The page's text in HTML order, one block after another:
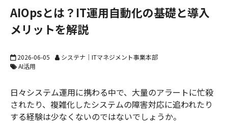
AIOpsとは？IT運用自動化の基礎と導入
メリットを解説
2026-06-05
システナ｜ITマネジメント事業本部
AI活用
日々システム運用に携わる中で、大量のアラートに忙殺
されたり、複雑化したシステムの障害対応に追われたり
する経験は少なくないのではないでしょうか。